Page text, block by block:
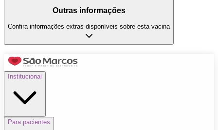
Outras informações
Confira informações extras disponíveis sobre esta vacina
Institucional
Para pacientes